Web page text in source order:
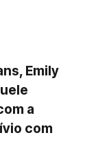
Emily
a
com